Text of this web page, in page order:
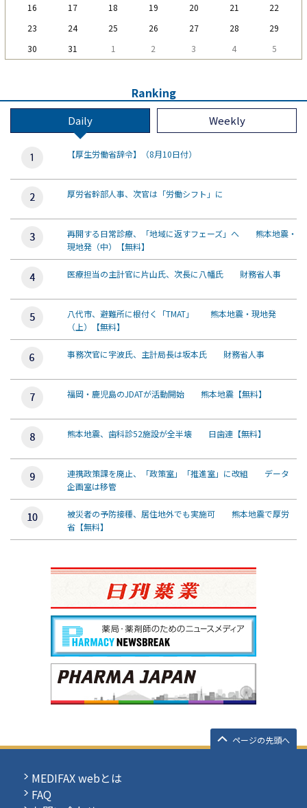
16
17 18 19 20 21
22
23
24 25 26 27 28
29
30
31 1 2 3 4 5
Ranking
Daily Weekly
【厚生労働省辞令】（8月10日付）
厚労省幹部人事、次官は「労働シフト」に
再開する日常診療、「地域に返すフェーズ」へ 熊本地震・
現地発（中）【無料】
医療担当の主計官に片山氏、次長に八幡氏 財務省人事
八代市、避難所に根付く「TMAT」 熊本地震・現地発
（上）【無料】
事務次官に宇波氏、主計局長は坂本氏 財務省人事
福岡・鹿児島のJDATが活動開始 熊本地震【無料】
熊本地震、歯科診52施設が全半壊 日歯連【無料】
連携政策課を廃止、「政策室」「推進室」に改組 データ
企画室は移管
被災者の予防接種、居住地外でも実施可 熊本地震で厚労
省【無料】
ページの先頭へ
MEDIFAX webとは
FAQ